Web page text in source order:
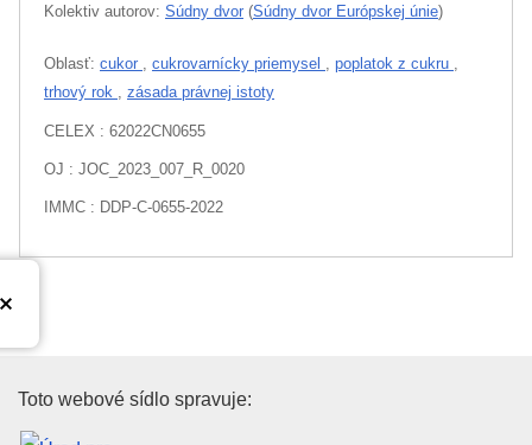
Kolektiv autorov: Súdny dvor (Súdny dvor Európskej únie)
Oblasť: cukor cukrovarnícky priemysel poplatok z cukru
trhový rok
zásada právnej istoty
CELEX : 62022CN0655
OJ : JOC_2023_007_R_0020
IMMC : DDP-C-0655-2022
Úrad pre vydávanie publikácií
Toto webové sídlo spravuje: